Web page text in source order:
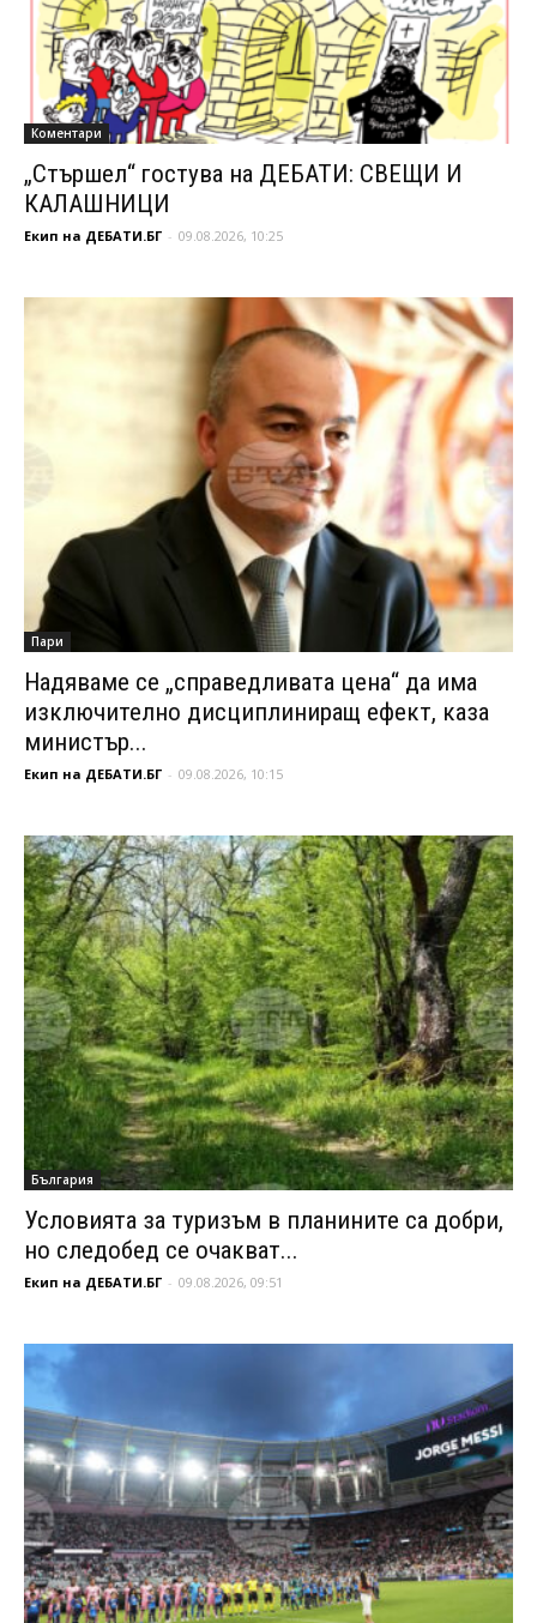
Коментари
„Стършел“ гостува на ДЕБАТИ: СВЕЩИ И
КАЛАШНИЦИ
Екип на ДЕБАТИ.БГ - 09.08.2026, 10:25
Пари
Надяваме се „справедливата цена“ да има
изключително дисциплиниращ ефект, каза
министър...
Екип на ДЕБАТИ.БГ - 09.08.2026, 10:15
България
Условията за туризъм в планините са добри,
но следобед се очакват...
Екип на ДЕБАТИ.БГ - 09.08.2026, 09:51